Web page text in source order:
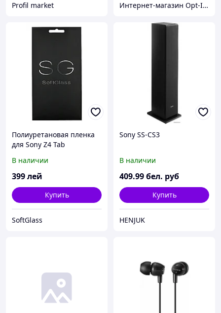
Profil market Интернет-магазин Opt-In-China.ru
Полиуретановая пленка
для Sony Z4 Tab
В наличии
399лей
Купить
SoftGlass
Sony SS-CS3
В наличии
409.99бел. руб
Купить
HENJUK